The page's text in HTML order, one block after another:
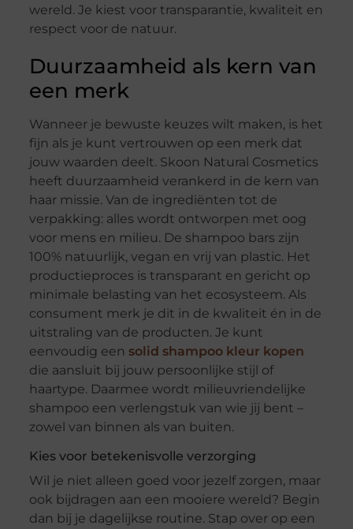
wereld. Je kiest voor transparantie, kwaliteit en
respect voor de natuur.
Duurzaamheid als kern van
een merk
Wanneer je bewuste keuzes wilt maken, is het
fijn als je kunt vertrouwen op een merk dat
jouw waarden deelt. Skoon Natural Cosmetics
heeft duurzaamheid verankerd in de kern van
haar missie. Van de ingrediënten tot de
verpakking: alles wordt ontworpen met oog
voor mens en milieu. De shampoo bars zijn
100% natuurlijk, vegan en vrij van plastic. Het
productieproces is transparant en gericht op
minimale belasting van het ecosysteem. Als
consument merk je dit in de kwaliteit én in de
uitstraling van de producten. Je kunt
eenvoudig een solid shampoo kleur kopen
die aansluit bij jouw persoonlijke stijl of
haartype. Daarmee wordt milieuvriendelijke
shampoo een verlengstuk van wie jij bent –
zowel van binnen als van buiten.
Kies voor betekenisvolle verzorging
Wil je niet alleen goed voor jezelf zorgen, maar
ook bijdragen aan een mooiere wereld? Begin
dan bij je dagelijkse routine. Stap over op een